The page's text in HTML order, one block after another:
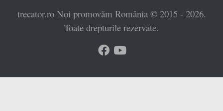
trecator.ro Noi promovăm România © 2015 - 2026.
Toate drepturile rezervate.